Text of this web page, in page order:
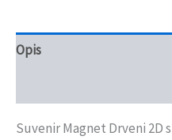
Opis
Suvenir Magnet Drveni 2D